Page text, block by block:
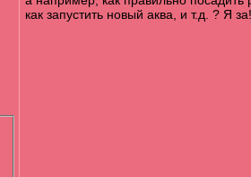
как запустить новый аква, и т.д. ? Я